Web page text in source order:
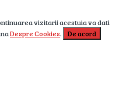
vizitarii acestuia va dati
Despre Cookies. De acord